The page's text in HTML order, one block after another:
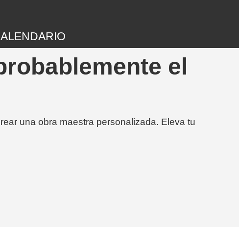
el
una obra maestra personalizada. Eleva tu